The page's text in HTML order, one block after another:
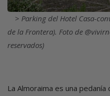
Parking del Hotel Casa-
de la Frontera). Foto de
reservados)
La Almoraima es una